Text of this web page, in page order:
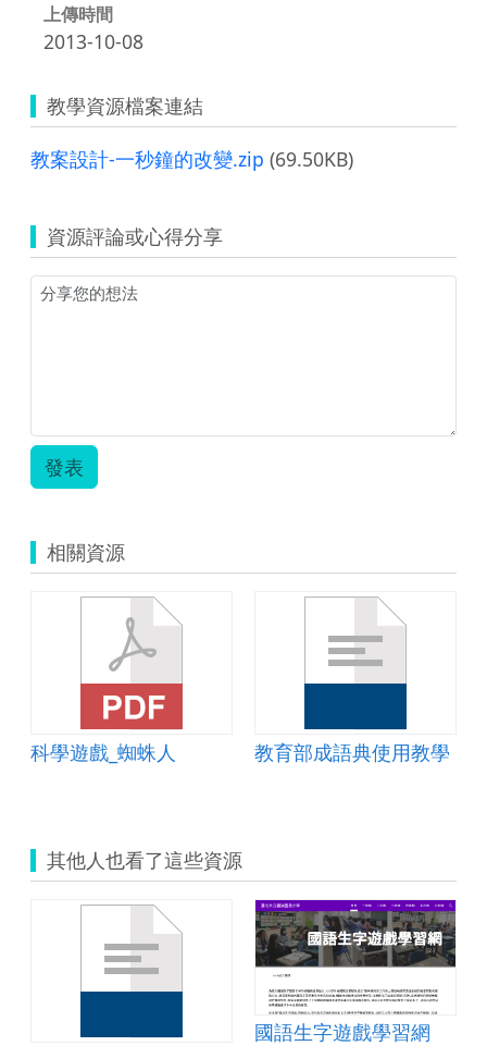
上傳時間
2013-10-08
教學資源檔案連結
教案設計-一秒鐘的改變.zip (69.50KB)
資源評論或心得分享
發表
相關資源
科學遊戲_蜘蛛人 教育部成語典使用教學
其他人也看了這些資源
國語生字遊戲學習網